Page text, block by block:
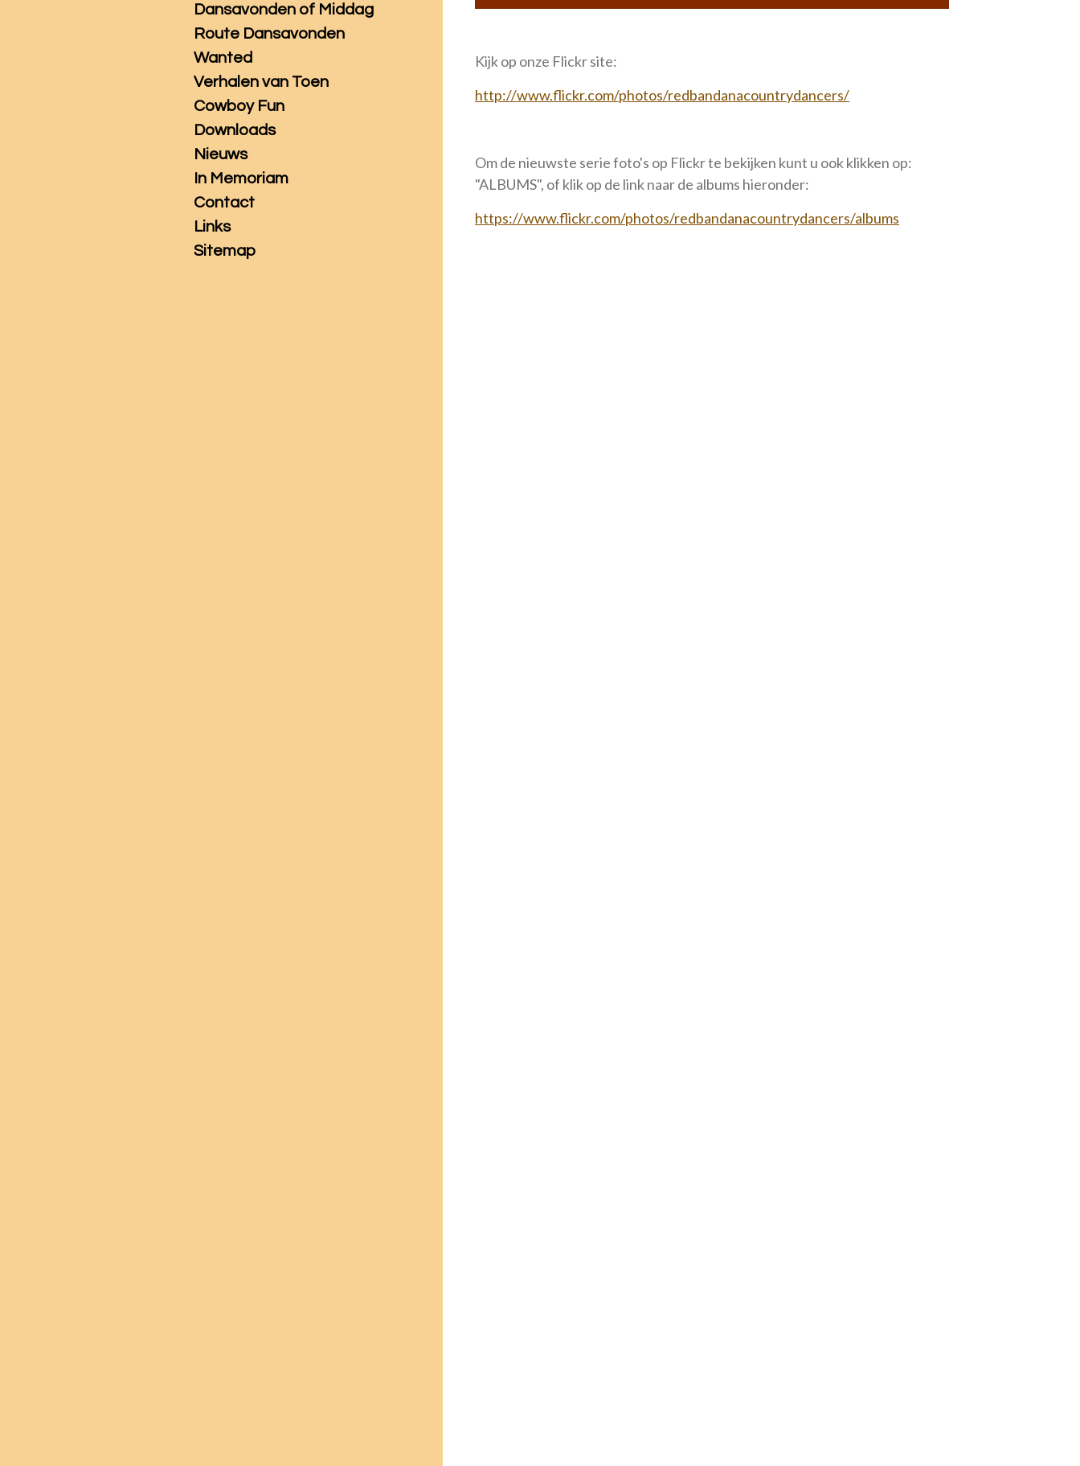
Kijk op onze Flickr site:
http://www.flickr.com/photos/redbandanacountrydancers/
Om de nieuwste serie foto's op Flickr te bekijken kunt u ook klikken op:
"ALBUMS", of klik op de link naar de albums hieronder:
https://www.flickr.com/photos/redbandanacountrydancers/albums
Dansavonden of Middag
Route Dansavonden
Wanted
Verhalen van Toen
Cowboy Fun
Downloads
Nieuws
In Memoriam
Contact
Links
Sitemap